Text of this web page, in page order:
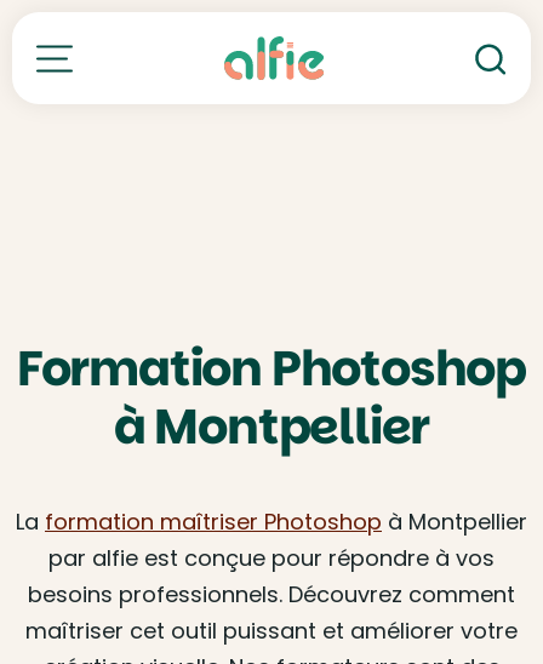
Toutes nos formations
Formation Photoshop
à Montpellier
La formation maîtriser Photoshop à Montpellier
par alfie est conçue pour répondre à vos
besoins professionnels. Découvrez comment
maîtriser cet outil puissant et améliorer votre